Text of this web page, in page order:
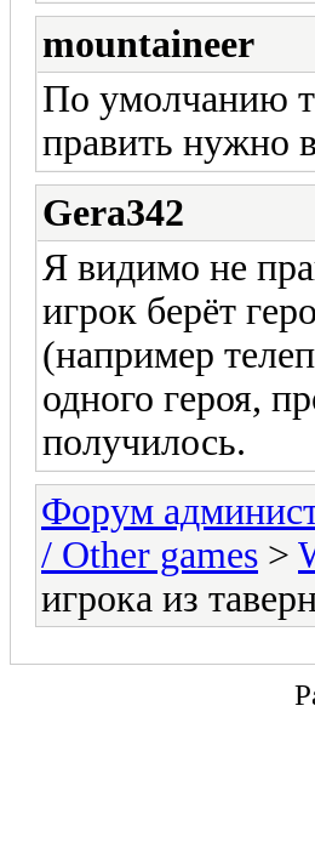
mountaineer
По умолчанию
править нужно
Gera342
Я видимо не
игрок берёт
(например
одного героя,
получилось.
Форум
/ Other games >
игрока из